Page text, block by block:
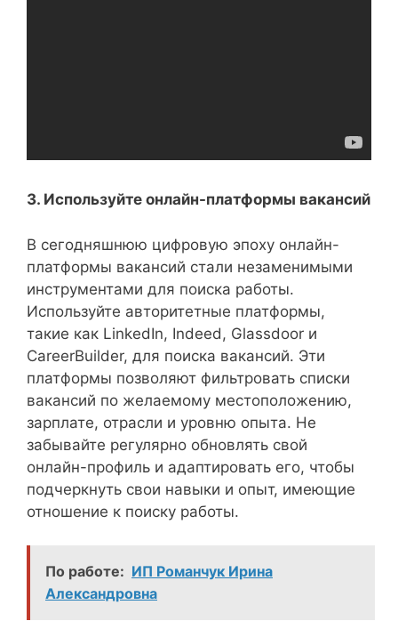
3. Используйте онлайн-платформы вакансий
В сегодняшнюю цифровую эпоху онлайн-
платформы вакансий стали незаменимыми
инструментами для поиска работы.
Используйте авторитетные платформы,
такие как LinkedIn, Indeed, Glassdoor и
CareerBuilder, для поиска вакансий. Эти
платформы позволяют фильтровать списки
вакансий по желаемому местоположению,
зарплате, отрасли и уровню опыта. Не
забывайте регулярно обновлять свой
онлайн-профиль и адаптировать его, чтобы
подчеркнуть свои навыки и опыт, имеющие
отношение к поиску работы.
По работе: ИП Романчук Ирина
Александровна